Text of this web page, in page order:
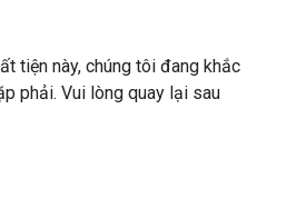
tiện này, chúng tôi đang khắc
phải. Vui lòng quay lại sau